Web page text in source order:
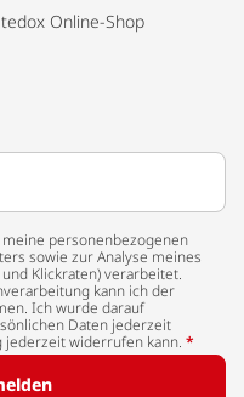
Online-Shop
personenbezogenen
sowie zur Analyse meines
Klickraten) verarbeitet.
kann ich der
Ich wurde darauf
Daten jederzeit
widerrufen kann. *